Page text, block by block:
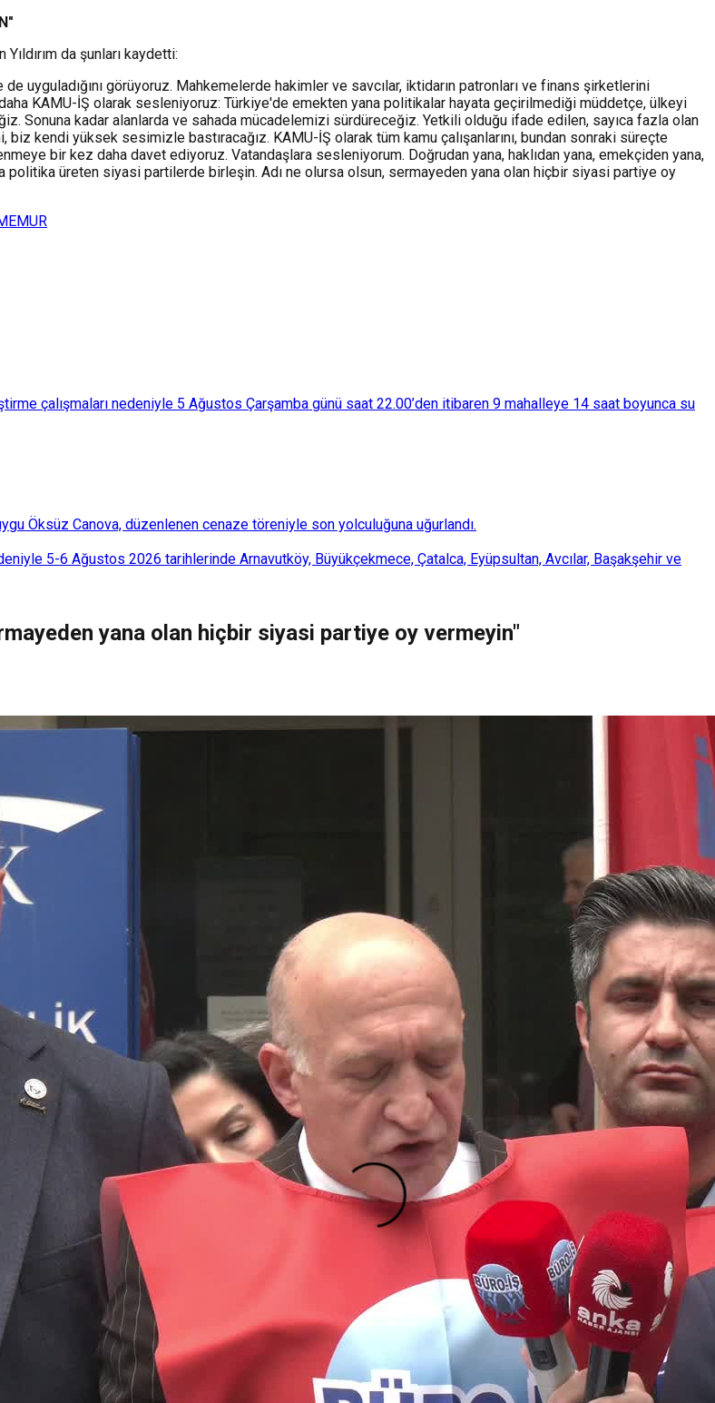
da şunları kaydetti:
uyguladığını görüyoruz. Mahkemelerde hakimler ve savcılar, iktidarın patronları ve finans şirketlerini
KAMU-İŞ olarak sesleniyoruz: Türkiye'de emekten yana politikalar hayata geçirilmediği müddetçe, ülkeyi
Sonuna kadar alanlarda ve sahada mücadelemizi sürdüreceğiz. Yetkili olduğu ifade edilen, sayıca fazla olan
kendi yüksek sesimizle bastıracağız. KAMU-İŞ olarak tüm kamu çalışanlarını, bundan sonraki süreçte
bir kez daha davet ediyoruz. Vatandaşlara sesleniyorum. Doğrudan yana, haklıdan yana, emekçiden yana,
politika üreten siyasi partilerde birleşin. Adı ne olursa olsun, sermayeden yana olan hiçbir siyasi partiye oy
çalışmaları nedeniyle 5 Ağustos Çarşamba günü saat 22.00’den itibaren 9 mahalleye 14 saat boyunca su
Öksüz Canova, düzenlenen cenaze töreniyle son yolculuğuna uğurlandı.
5-6 Ağustos 2026 tarihlerinde Arnavutköy, Büyükçekmece, Çatalca, Eyüpsultan, Avcılar, Başakşehir ve
yana olan hiçbir siyasi partiye oy vermeyin"